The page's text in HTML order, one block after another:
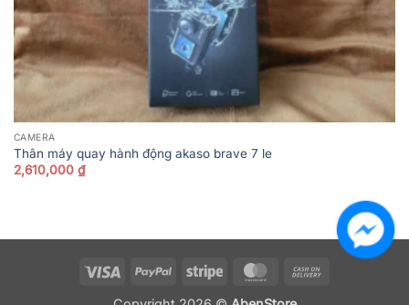
CAMERA
Thân máy quay hành động akaso brave 7 le
2,610,000 ₫
Visa PayPal Stripe MasterCard